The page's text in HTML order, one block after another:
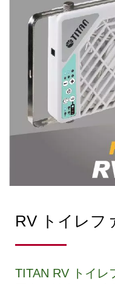
RV トイレフ
TITAN RV トイレ